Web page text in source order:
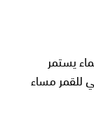
يستمر
مساء